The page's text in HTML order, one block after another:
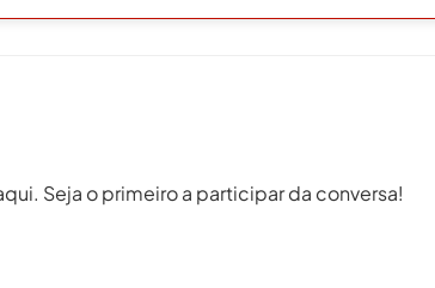
Seja o primeiro a participar da conversa!